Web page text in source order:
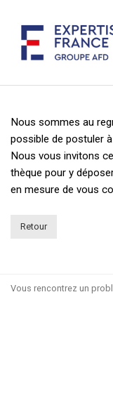
Nous sommes au
possible de postuler
Nous vous invitons
thèque pour y
en mesure de vous
Retour
Vous rencontrez un